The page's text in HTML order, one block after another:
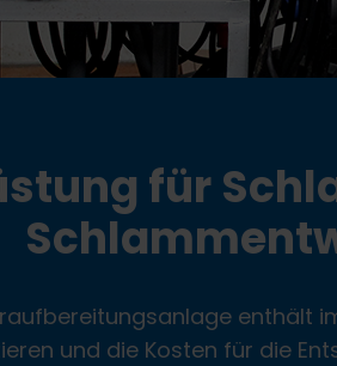
für
enthält
und die Kosten für die